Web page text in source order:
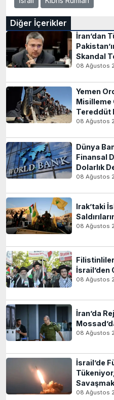
Diğer İçerikler
İran’dan
Skandal
08 Ağustos
Yemen
Misilleme
Tereddüt
08 Ağustos
Dünya
Finansal
Dolarlık
08 Ağustos
Irak’taki
08 Ağustos
İsrail’den
08 Ağustos
İran’da
08 Ağustos
İsrail’de
Tükeniyor,
08 Ağustos